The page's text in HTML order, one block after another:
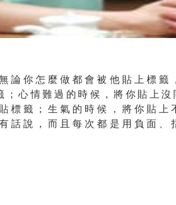
論你怎麼做都會被他貼上標籤
；心情難過的時候，將你貼上沒
標籤；生氣的時候，將你貼上
話說
，而且每次都是用負面、